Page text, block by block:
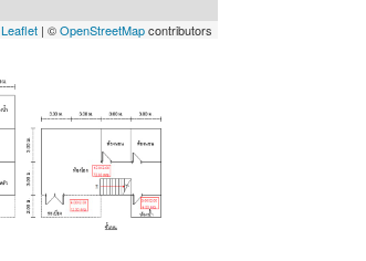
Leaflet| ©OpenStreetMapcontributors